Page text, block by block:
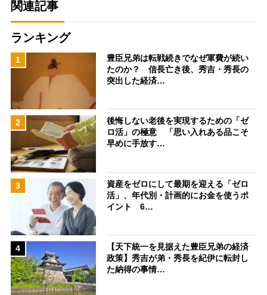
関連記事
ランキング
1
豊臣兄弟は転戦続きでなぜ軍費が続い
たのか？ 信長亡き後、秀吉・秀長の
突出した経済…
2
後悔しない老後を実現するための「ゼ
ロ活」の極意 「思い入れある品こそ
早めに手放す…
3
資産をゼロにして最期を迎える「ゼロ
活」、年代別・計画的にお金を使うポ
イント 6…
4
【天下統一を見据えた豊臣兄弟の経済
政策】秀吉が弟・秀長を紀伊に転封し
た納得の事情…